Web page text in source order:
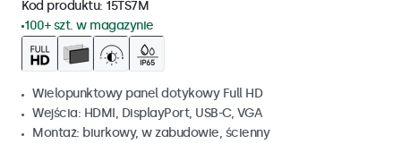
Kod produktu: 15TS7M
100+ szt. w magazynie
Wielopunktowy panel dotykowy Full HD
Wejścia: HDMI, DisplayPort, USB-C, VGA
Montaż: biurkowy, w zabudowie, ścienny